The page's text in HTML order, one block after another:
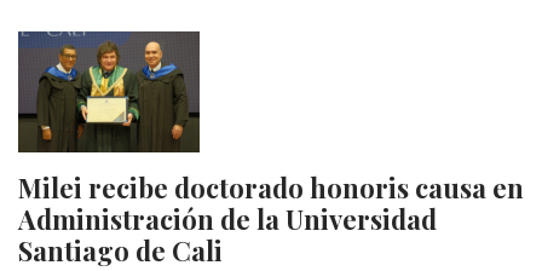
Milei recibe doctorado honoris causa en
Administración de la Universidad
Santiago de Cali